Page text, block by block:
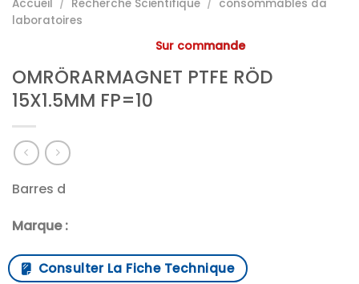
Accueil / Recherche Scientifique / consommables da
laboratoires
Sur commande
OMRÖRARMAGNET PTFE RÖD
15X1.5MM FP=10
Barres d
Marque :
Consulter La Fiche Technique